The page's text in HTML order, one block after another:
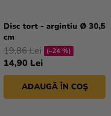
Disc tort - argintiu Ø 30,5
cm
14,90 Lei
19,86 Lei (–24 %)
ADAUGĂ ÎN COŞ